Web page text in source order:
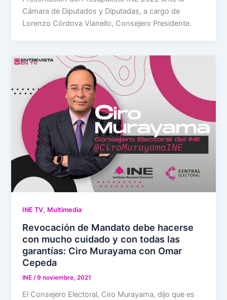
Cámara de Diputados y Diputadas, a cargo de
Lorenzo Córdova Vianello, Consejero Presidente.
INE TV, Multimedia
Revocación de Mandato debe hacerse
con mucho cuidado y con todas las
garantías: Ciro Murayama con Omar
Cepeda
INE/9 noviembre, 2021
El Consejero Electoral, Ciro Murayama, dijo que es